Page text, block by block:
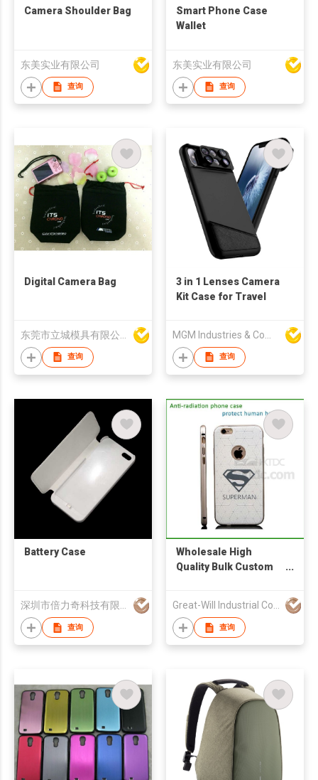
Camera Shoulder Bag
东美实业有限公司
查询
Smart Phone Case
Wallet
东美实业有限公司
查询
Digital Camera Bag
查询
3 in 1 Lenses Camera
Kit Case for Travel
查询
Battery Case
查询
Wholesale High
Quality Bulk Custom
查询